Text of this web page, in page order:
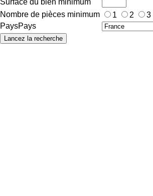
Surface du bien minimum
Nombre de pièces minimum
1 2
3
PaysPays